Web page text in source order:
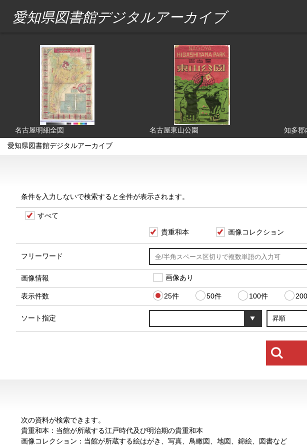
愛知県図書館デジタルアーカイブ
名古屋明細全図 名古屋東山公園 知多郡
愛知県図書館デジタルアーカイブ
条件を入力しないで検索すると全件が表示されます。
すべて
貴重和本 画像コレクション
フリーワード
画像情報 画像あり
表示件数 25件 50件 100件
ソート指定
次の資料が検索できます。
貴重和本：当館が所蔵する江戸時代及び明治期の貴重和本
画像コレクション：当館が所蔵する絵はがき、写真、鳥瞰図、地図、錦絵、図書など